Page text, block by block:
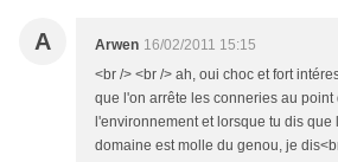
A Arwen 16/02/2011 15:15
<br /> <br /> ah, oui choc et fort
que l'on arrête les conneries au point
l'environnement et lorsque tu dis
domaine est molle du genou, je